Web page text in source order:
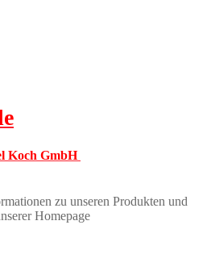
Koch GmbH
zu unseren Produkten und
Homepage